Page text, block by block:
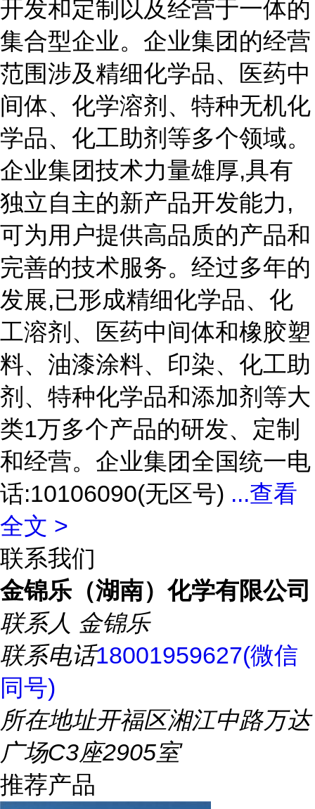
开发和定制以及经营于一体的
集合型企业。企业集团的经营
范围涉及精细化学品、医药中
间体、化学溶剂、特种无机化
学品、化工助剂等多个领域。
企业集团技术力量雄厚,具有
独立自主的新产品开发能力,
可为用户提供高品质的产品和
完善的技术服务。经过多年的
发展,已形成精细化学品、化
工溶剂、医药中间体和橡胶塑
料、油漆涂料、印染、化工助
剂、特种化学品和添加剂等大
类1万多个产品的研发、定制
和经营。企业集团全国统一电
话:10106090(无区号) ...查看
全文 >
联系我们
金锦乐（湖南）化学有限公司
联系人 金锦乐
联系电话18001959627(微信
同号)
所在地址开福区湘江中路万达
广场C3座2905室
推荐产品